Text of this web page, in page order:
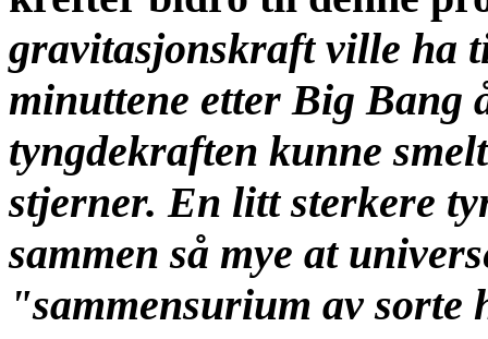
gravitasjonskraft ville ha
minuttene etter Big Bang
tyngdekraften kunne
stjerner. En litt sterkere
sammen så mye at
"sammensurium av